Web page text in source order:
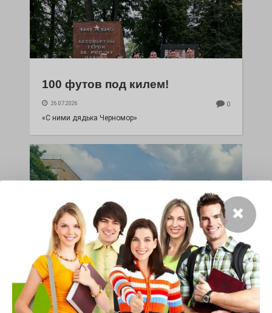
100 футов под килем!
26.07.2026 0
«С ними дядька Черномор»
Юбилейным курсом
26.07.2026 0